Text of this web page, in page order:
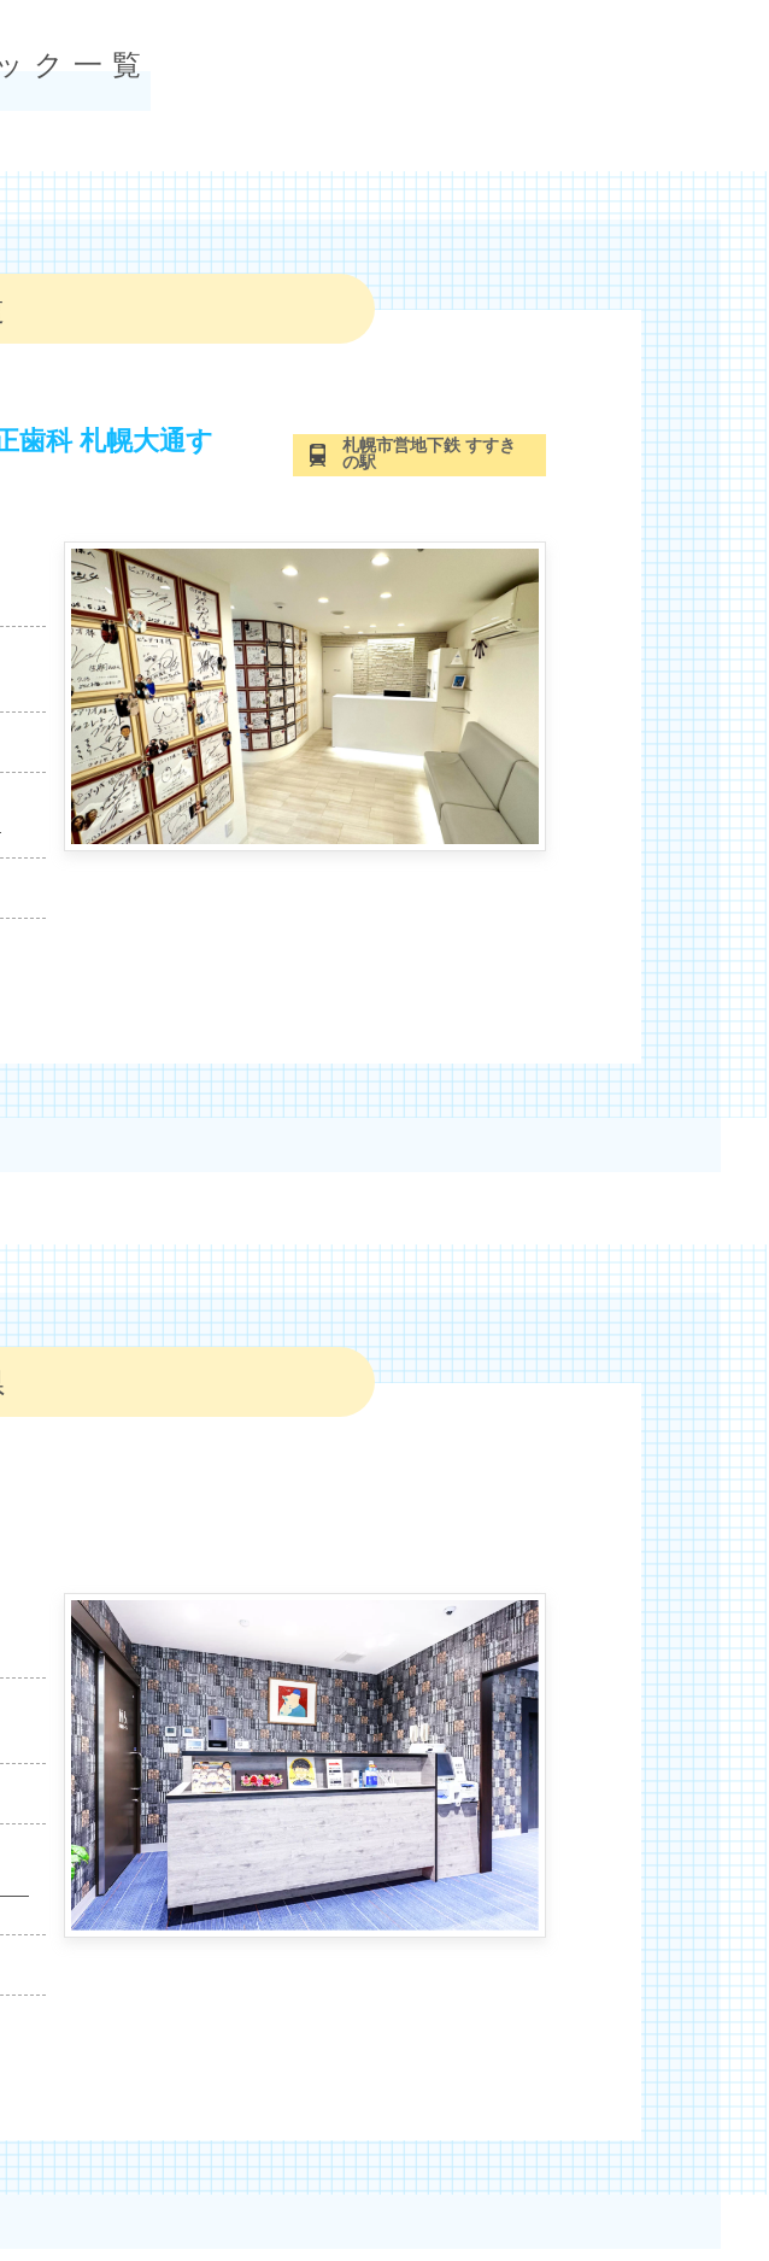
ク一覧
歯科 札幌大通す
札幌市営地下鉄 すすき
の駅